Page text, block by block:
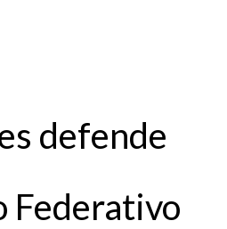
defende
Federativo